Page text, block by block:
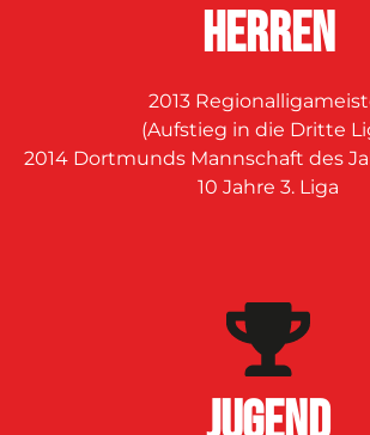
Herren
2013
(Aufstieg in die Dritte
2014 Dortmunds Mannschaft des
10 Jahre 3. Liga